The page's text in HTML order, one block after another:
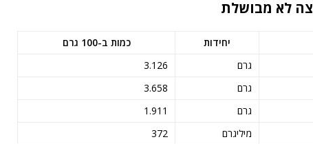
יחידות
כמות ב-100 גרם
גרם
3.126
גרם
3.658
גרם
1.911
מיליגרם 372